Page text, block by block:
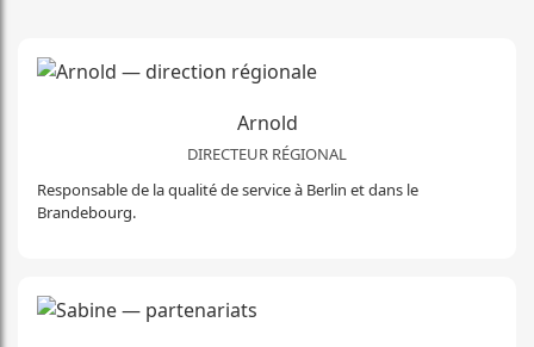
Arnold
DIRECTEUR RÉGIONAL
Responsable de la qualité de service à Berlin et dans le
Brandebourg.